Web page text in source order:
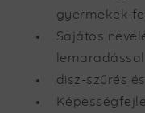
gyermekek
Sajátos
disz-szűrés